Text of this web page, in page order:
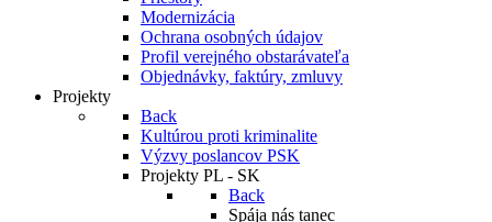
Modernizácia
Ochrana osobných údajov
Profil verejného obstarávateľa
Objednávky, faktúry, zmluvy
Projekty
Back
Kultúrou proti kriminalite
Výzvy poslancov PSK
Projekty PL - SK
Back
Spája nás tanec